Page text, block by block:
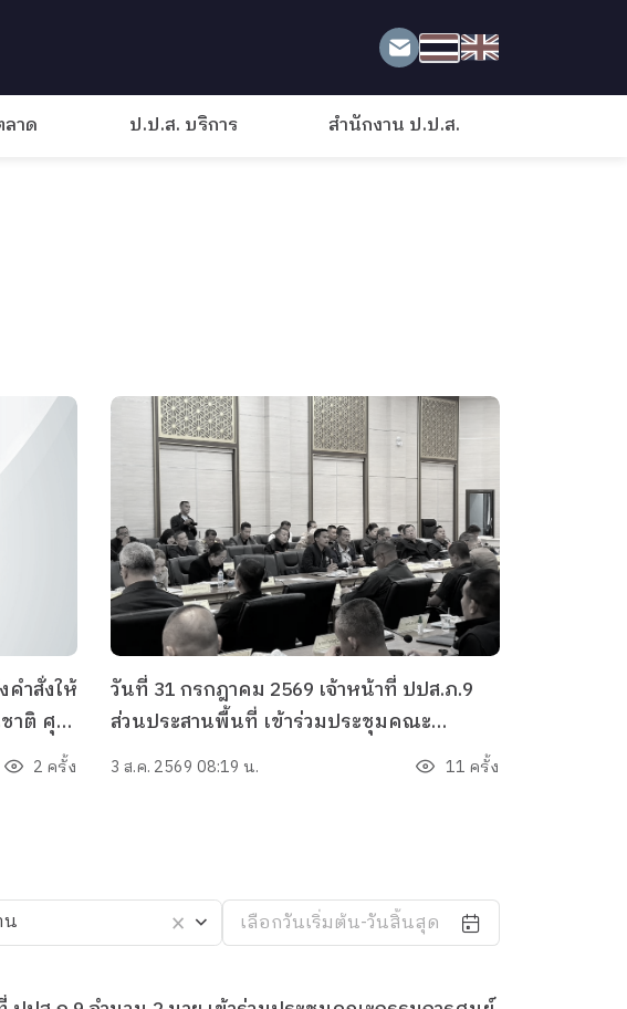
าด ป.ป.ส. บริการ สำนักงาน ป.ป.ส.
คำสั่งให้
าติ ศุภ
2 ครั้ง
วันที่ 31 กรกฎาคม 2569 เจ้าหน้าที่ ปปส.ภ.9
ส่วนประสานพื้นที่ เข้าร่วมประชุมคณะ
กรรมการอำนวยการป้องกันและปราบปรามยา
ประธาน
3 ส.ค. 2569 08:19 น. 11 ครั้ง
×
น เลือกวันเริ่มต้น-วันสิ้นสุด